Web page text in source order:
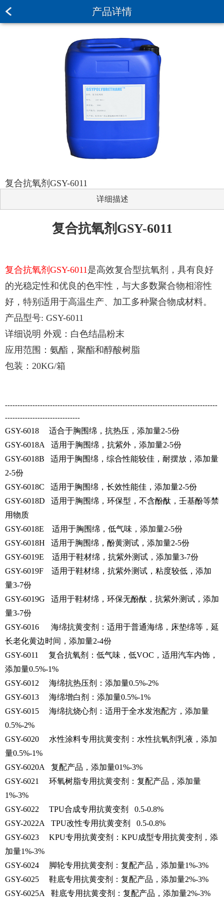
产品详情
复合抗氧剂GSY-6011
详细描述
复合抗氧剂GSY-6011
复合抗氧剂GSY-6011是高效复合型抗氧剂，具有良好
的光稳定性和优良的色牢性，与大多数聚合物相溶性
好，特别适用于高温生产、加工多种聚合物成材料。
产品型号: GSY-6011
详细说明 外观：白色结晶粉末
应用范围：氨酯，聚酯和醇酸树脂
包装：20KG/箱
-------------------------------------------------------------------------------------
------------------------------
GSY-6018 适合于胸围绵，抗热压，添加量2-5份
GSY-6018A 适用于胸围绵，抗紫外，添加量2-5份
GSY-6018B 适用于胸围绵，综合性能较佳，耐摆放，添加量
2-5份
GSY-6018C 适用于胸围绵，长效性能佳，添加量2-5份
GSY-6018D 适用于胸围绵，环保型，不含酚酞，壬基酚等禁
用物质
GSY-6018E 适用于胸围绵，低气味，添加量2-5份
GSY-6018H 适用于胸围绵，酚黄测试，添加量2-5份
GSY-6019E 适用于鞋材绵，抗紫外测试，添加量3-7份
GSY-6019F 适用于鞋材绵，抗紫外测试，粘度较低，添加
量3-7份
GSY-6019G 适用于鞋材绵，环保无酚酞，抗紫外测试，添加
量3-7份
GSY-6016 海绵抗黄变剂：适用于普通海绵，床垫绵等，延
长老化黄边时间，添加量2-4份
GSY-6011 复合抗氧剂：低气味，低VOC，适用汽车内饰，
添加量0.5%-1%
GSY-6012 海绵抗热压剂：添加量0.5%-2%
GSY-6013 海绵增白剂：添加量0.5%-1%
GSY-6015 海绵抗烧心剂：适用于全水发泡配方，添加量
0.5%-2%
GSY-6020 水性涂料专用抗黄变剂：水性抗氧剂乳液，添加
量0.5%-1%
GSY-6020A 复配产品，添加量01%-3%
GSY-6021 环氧树脂专用抗黄变剂：复配产品，添加量
1%-3%
GSY-6022 TPU合成专用抗黄变剂 0.5-0.8%
GSY-2022A TPU改性专用抗黄变剂 0.5-0.8%
GSY-6023 KPU专用抗黄变剂：KPU成型专用抗黄变剂，添
加量1%-3%
GSY-6024 脚轮专用抗黄变剂：复配产品，添加量1%-3%
GSY-6025 鞋底专用抗黄变剂：复配产品，添加量2%-3%
GSY-6025A 鞋底专用抗黄变剂：复配产品，添加量2%-3%